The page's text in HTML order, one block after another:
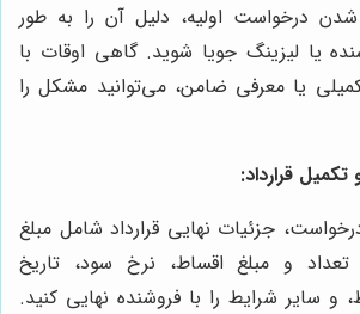
درخواست اولیه، دلیل آن را به طور
یا لیزینگ جویا شوید. گاهی اوقات با
یا معرفی ضامن، می‌توانید مشکل را
قرارداد:
جزئیات نهایی قرارداد شامل مبلغ
و مبلغ اقساط، نرخ سود، تاریخ
و سایر شرایط را با فروشنده نهایی کنید.